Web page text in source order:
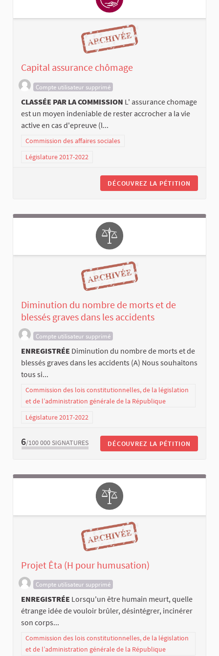
Capital assurance chômage
Compte utilisateur supprimé
CLASSÉE PAR LA COMMISSION L' assurance chomage
est un moyen indeniable de rester accrocher a la vie
active en cas d'epreuve (l...
Commission des affaires sociales
Législature 2017-2022
DÉCOUVREZ LA PÉTITION
Diminution du nombre de morts et de
blessés graves dans les accidents
Compte utilisateur supprimé
ENREGISTRÉE Diminution du nombre de morts et de
blessés graves dans les accidents (A) Nous souhaitons
tous si...
Commission des lois constitutionnelles, de la législation
et de l’administration générale de la République
Législature 2017-2022
6/100 000 SIGNATURES DÉCOUVREZ LA PÉTITION
Projet Êta (H pour humusation)
Compte utilisateur supprimé
ENREGISTRÉE Lorsqu'un être humain meurt, quelle
étrange idée de vouloir brûler, désintégrer, incinérer
son corps...
Commission des lois constitutionnelles, de la législation
et de l’administration générale de la République